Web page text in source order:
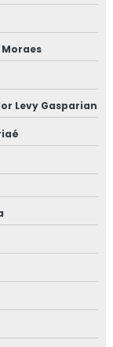
AR
DE
DE ÁGUA
Levy Gasparian